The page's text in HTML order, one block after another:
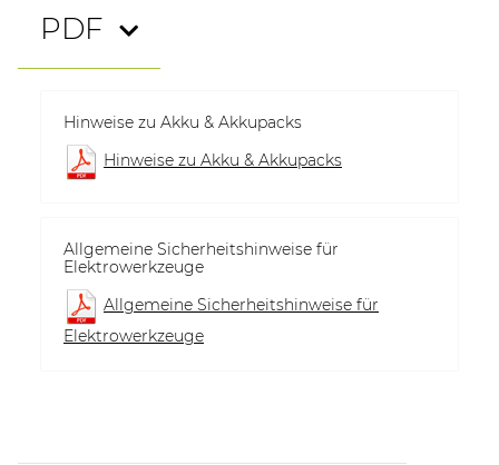
PDF
Hinweise zu Akku & Akkupacks
Hinweise zu Akku & Akkupacks
Allgemeine Sicherheitshinweise für
Elektrowerkzeuge
Allgemeine Sicherheitshinweise für
Elektrowerkzeuge